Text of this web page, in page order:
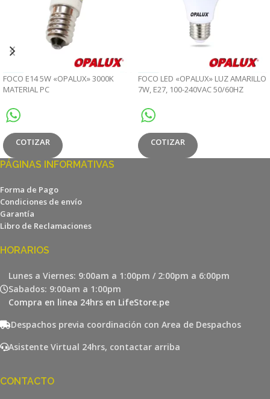
FOCO E14 5W «OPALUX» 3000K
MATERIAL PC
COTIZAR
FOCO LED «OPALUX» LUZ AMARILLO
7W, E27, 100-240VAC 50/60HZ
COTIZAR
PÁGINAS INFORMATIVAS
Forma de Pago
Condiciones de envío
Garantía
Libro de Reclamaciones
HORARIOS
Lunes a Viernes: 9:00am a 1:00pm / 2:00pm a 6:00pm
Sabados: 9:00am a 1:00pm
Compra en linea 24hrs en LifeStore.pe
Despachos previa coordinación con Area de Despachos
Asistente Virtual 24hrs, contactar arriba
CONTACTO